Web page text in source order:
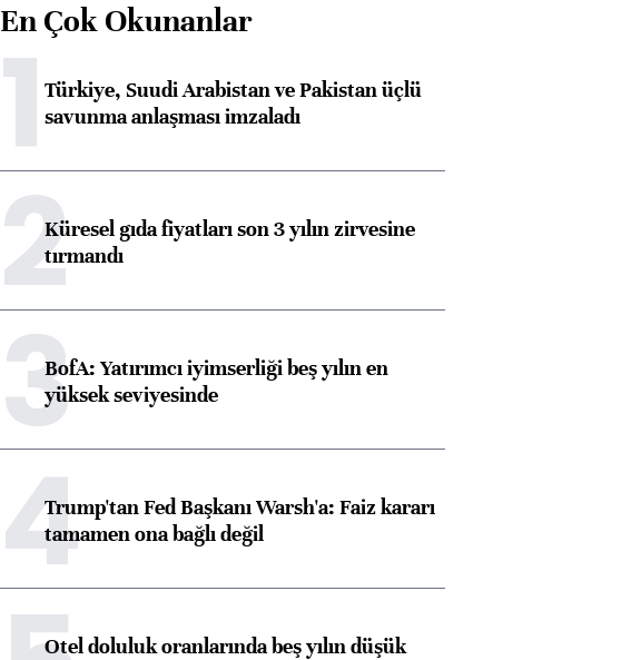
En Çok Okunanlar
1Türkiye, Suudi Arabistan ve Pakistan üçlü
savunma anlaşması imzaladı
2Küresel gıda fiyatları son 3 yılın zirvesine
tırmandı
3BofA: Yatırımcı iyimserliği beş yılın en
yüksek seviyesinde
4Trump'tan Fed Başkanı Warsh'a: Faiz kararı
tamamen ona bağlı değil
Otel doluluk oranlarında beş yılın düşük